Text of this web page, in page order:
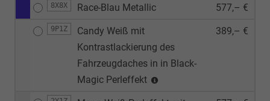
8X8X Race-Blau Metallic 577,– €
9P1Z
Candy Weiß mit
Kontrastlackierung des
Fahrzeugdaches in in Black-
Magic Perleffekt
389,– €